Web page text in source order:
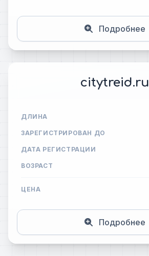
Подробнее
citytreid.ru
ДЛИНА
ЗАРЕГИСТРИРОВАН ДО
ДАТА РЕГИСТРАЦИИ
ВОЗРАСТ
ЦЕНА
Подробнее